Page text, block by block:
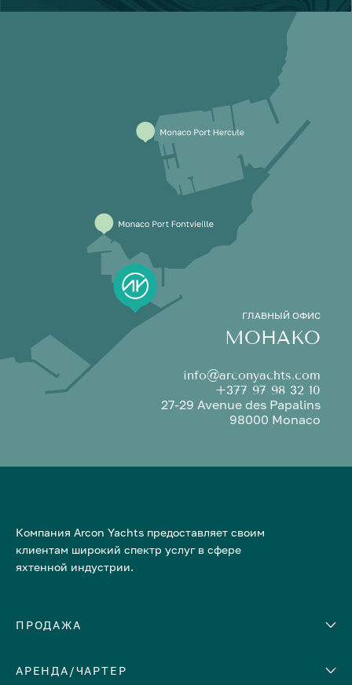
ГЛАВНЫЙ ОФИС
МОНАКО
info@arconyachts.com
+377 97 98 32 10
27-29 Avenue des Papalins
98000 Monaco
Компания Arcon Yachts предоставляет своим
клиентам широкий спектр услуг в сфере
яхтенной индустрии.
ПРОДАЖА
Количество кают
АРЕНДА/ЧАРТЕР